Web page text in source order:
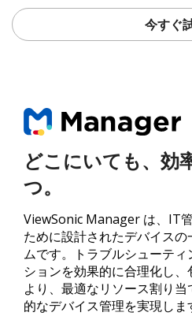
今すぐ
どこにいても、効
つ。
ViewSonic Manager は、IT
ために設計されたデバイス
ムです。トラブルシューテ
ションを効果的に合理化し
より、最適なリソース割り
的なデバイス管理を実現しま